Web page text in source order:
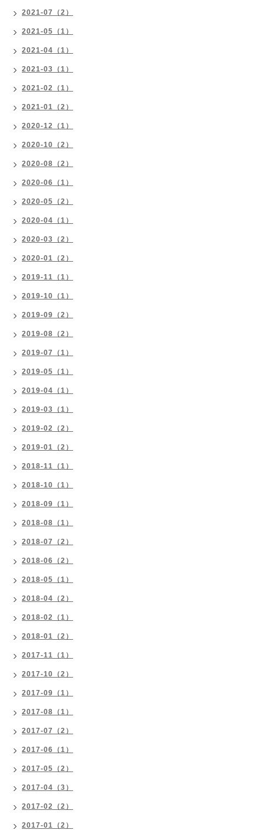
2021-07（2）
2021-05（1）
2021-04（1）
2021-03（1）
2021-02（1）
2021-01（2）
2020-12（1）
2020-10（2）
2020-08（2）
2020-06（1）
2020-05（2）
2020-04（1）
2020-03（2）
2020-01（2）
2019-11（1）
2019-10（1）
2019-09（2）
2019-08（2）
2019-07（1）
2019-05（1）
2019-04（1）
2019-03（1）
2019-02（2）
2019-01（2）
2018-11（1）
2018-10（1）
2018-09（1）
2018-08（1）
2018-07（2）
2018-06（2）
2018-05（1）
2018-04（2）
2018-02（1）
2018-01（2）
2017-11（1）
2017-10（2）
2017-09（1）
2017-08（1）
2017-07（2）
2017-06（1）
2017-05（2）
2017-04（3）
2017-02（2）
2017-01（2）